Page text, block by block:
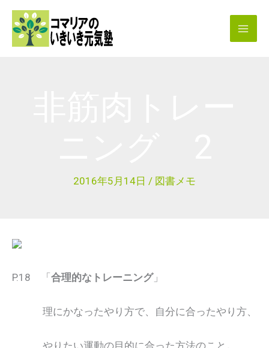
2016年5月14日 / 図書メモ
P.18 「合理的なトレーニング」
理にかなったやり方で、自分に合ったやり方、